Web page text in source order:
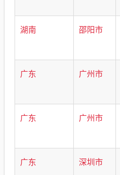
湖南 邵阳市
广东 广州市
广东 广州市
广东 深圳市